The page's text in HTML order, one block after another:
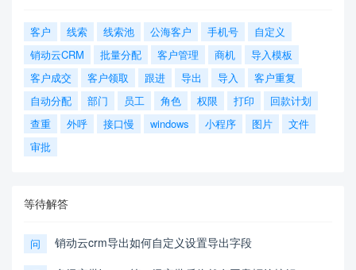
客户 线索 线索池 公海客户 手机号
自定义
销动云CRM
批量分配 客户管理 商机
导入模板
客户成交
客户领取 跟进 导出 导入
客户重复
自动分配
部门 员工 角色 权限 打印
回款计划
查重
外呼 接口慢 windows 小程序 图片
文件
审批
等待解答
问 销动云crm导出如何自定义设置导出字段